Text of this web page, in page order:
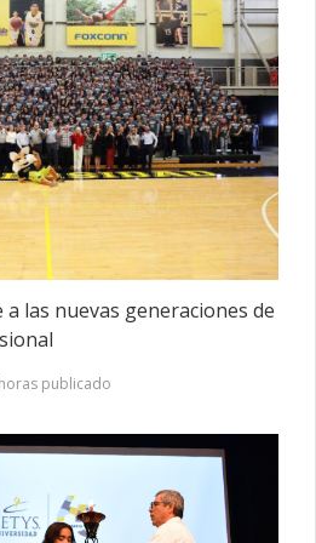
a las nuevas generaciones de
publicado